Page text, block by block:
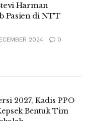
Harman
Pasien di NTT
2024 0
2027, Kadis PPO
Bentuk Tim